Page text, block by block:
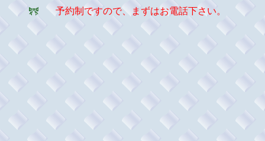
予約制ですので、まずはお電話下さい。